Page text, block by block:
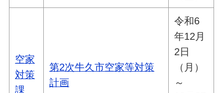
空家
対策
課
第2次牛久市空家等対策
計画
令和6
年12月
2日
（月）
～